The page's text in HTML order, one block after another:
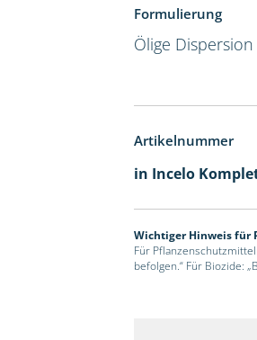
Formulierung
Ölige Dispersion
Artikelnummer
in Incelo
Wichtiger Hinweis für
Für
befolgen.“ Für Biozide: